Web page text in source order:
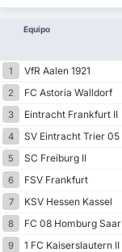
Equipo
1 VfR Aalen 1921
2
FC Astoria Walldorf
3
Eintracht Frankfurt II
4
SV Eintracht Trier 05
5
SC Freiburg II
6
FSV Frankfurt
7
KSV Hessen Kassel
8
FC 08 Homburg Saar
9
1 FC Kaiserslautern II